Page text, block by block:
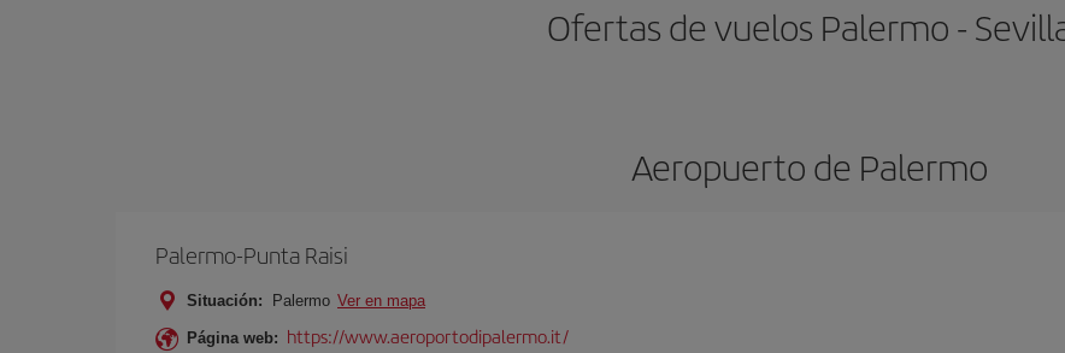
Ofertas de vuelos Palermo -
Aeropuerto de Palermo
Palermo-Punta Raisi
Situación: Palermo Ver en mapa
Página web: https://www.aeroportodipalermo.it/